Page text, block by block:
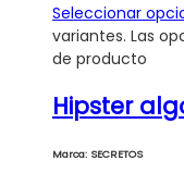
Seleccionar
variantes. Las
de producto
Hipster
Marca: SECRETOS